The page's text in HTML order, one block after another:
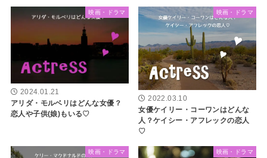
映画・ドラマ
2024.01.21
アリダ・モルベリはどんな女優？
恋人や子供(娘)もいる♡
映画・ドラマ
2022.03.10
女優ケイリー・コーワンはどんな
人？ケイシー・アフレックの恋人
♡
映画・ドラマ 映画・ドラマ